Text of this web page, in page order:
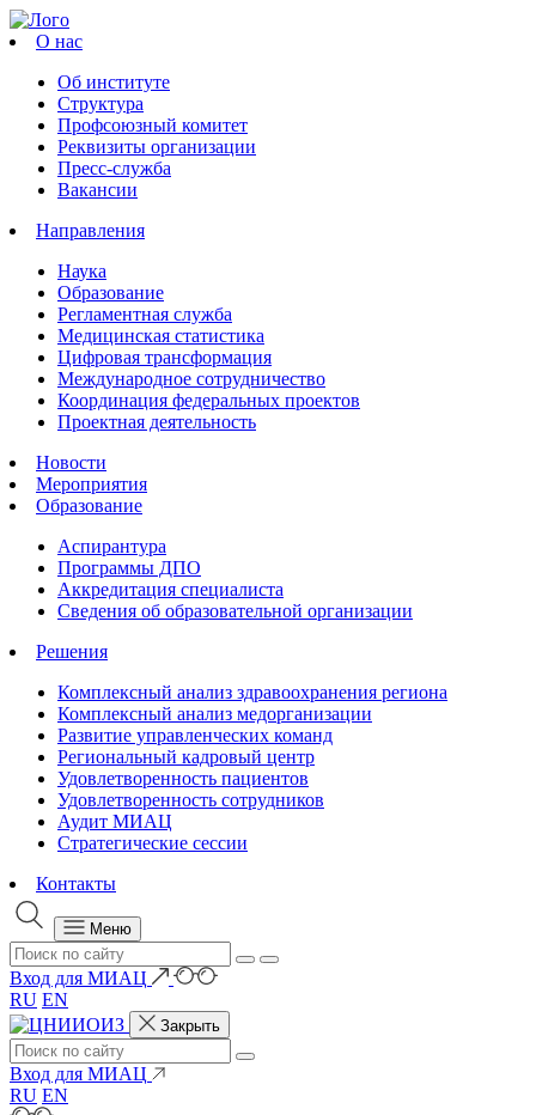
О нас
Об институте
Структура
Профсоюзный комитет
Реквизиты организации
Пресс-служба
Вакансии
Направления
Наука
Образование
Регламентная служба
Медицинская статистика
Цифровая трансформация
Международное сотрудничество
Координация федеральных проектов
Проектная деятельность
Новости
Мероприятия
Образование
Аспирантура
Программы ДПО
Аккредитация специалиста
Сведения об образовательной организации
Решения
Комплексный анализ здравоохранения региона
Комплексный анализ медорганизации
Развитие управленческих команд
Региональный кадровый центр
Удовлетворенность пациентов
Удовлетворенность сотрудников
Аудит МИАЦ
Стратегические сессии
Контакты
Меню
Вход для МИАЦ
RU EN
Закрыть
Вход для МИАЦ
RU EN